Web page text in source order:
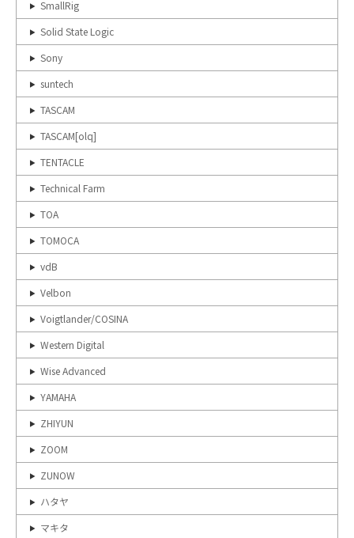
SmallRig
Solid State Logic
Sony
suntech
TASCAM
TASCAM[olq]
TENTACLE
Technical Farm
TOA
TOMOCA
vdB
Velbon
Voigtlander/COSINA
Western Digital
Wise Advanced
YAMAHA
ZHIYUN
ZOOM
ZUNOW
ハタヤ
マキタ